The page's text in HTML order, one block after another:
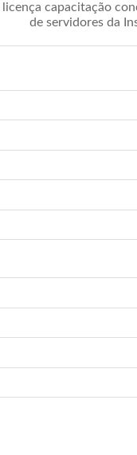
capacitação
de servidores da